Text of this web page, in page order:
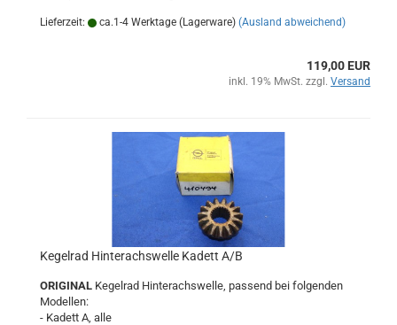
Lieferzeit: ca.1-4 Werktage (Lagerware) (Ausland abweichend)
119,00 EUR
inkl. 19% MwSt. zzgl. Versand
Kegelrad Hinterachswelle Kadett A/B
ORIGINAL Kegelrad Hinterachswelle, passend bei folgenden
Modellen:
- Kadett A, alle